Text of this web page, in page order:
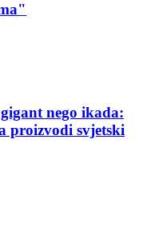
nego ikada:
proizvodi svjetski